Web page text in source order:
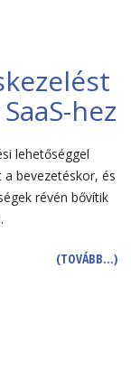
hez
lehetőséggel
bevezetéskor, és
révén bővítik
(TOVÁBB…)